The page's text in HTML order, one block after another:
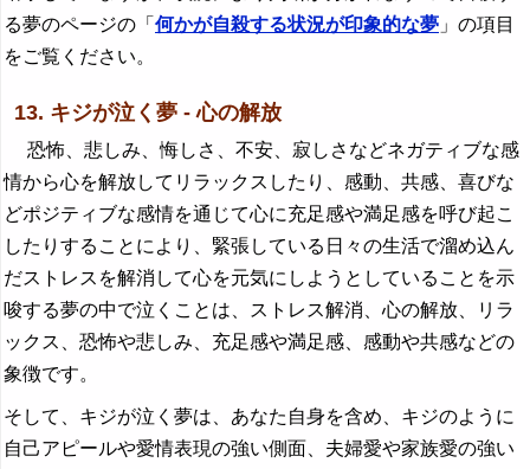
る夢のページの「 何かが自殺する状況が印象的な夢 」の項目
をご覧ください。
13. キジが泣く夢 - 心の解放
恐怖、悲しみ、悔しさ、不安、寂しさなどネガティブな感
情から心を解放してリラックスしたり、感動、共感、喜びな
どポジティブな感情を通じて心に充足感や満足感を呼び起こ
したりすることにより、緊張している日々の生活で溜め込ん
だストレスを解消して心を元気にしようとしていることを示
唆する夢の中で泣くことは、ストレス解消、心の解放、リラ
ックス、恐怖や悲しみ、充足感や満足感、感動や共感などの
象徴です。
そして、キジが泣く夢は、あなた自身を含め、キジのように
自己アピールや愛情表現の強い側面、夫婦愛や家族愛の強い